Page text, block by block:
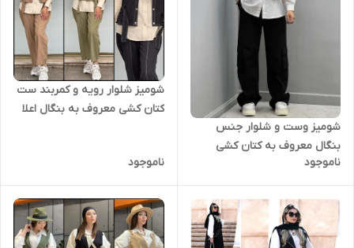
شومیز وست و شلوار جنس
بنگال معروف به کتان کشی
بسیار با کیفیت.خوش دوخت.و
شیک.ترند این روزهای سال
ناموجود
شومیز شلوار رویه و کمربند ست
کتان کشی معروف به بنگال اعلا
ناموجود